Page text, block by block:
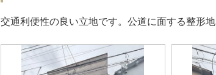
交通利便性の良い立地です。公道に面する整形地